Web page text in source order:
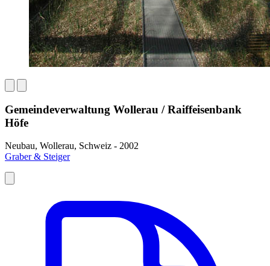
Gemeindeverwaltung Wollerau / Raiffeisenbank
Höfe
Neubau, Wollerau, Schweiz - 2002
Graber & Steiger